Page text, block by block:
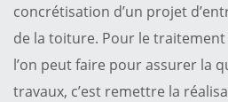
concrétisation d’un projet
de la toiture. Pour le
l’on peut faire pour assurer la
travaux, c’est remettre la